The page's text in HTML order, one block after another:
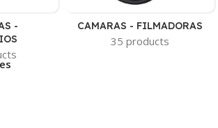
-
CAMARAS - FILMADORAS
35 products